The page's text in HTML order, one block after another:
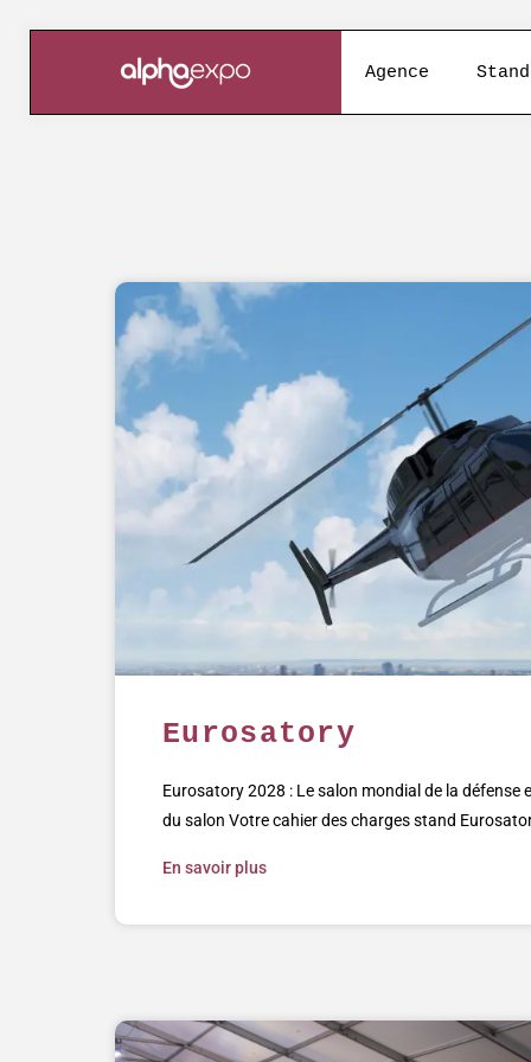
Agence Stand
Eurosatory
Eurosatory 2028 : Le salon mondial de la défense
du salon Votre cahier des charges stand
En savoir plus